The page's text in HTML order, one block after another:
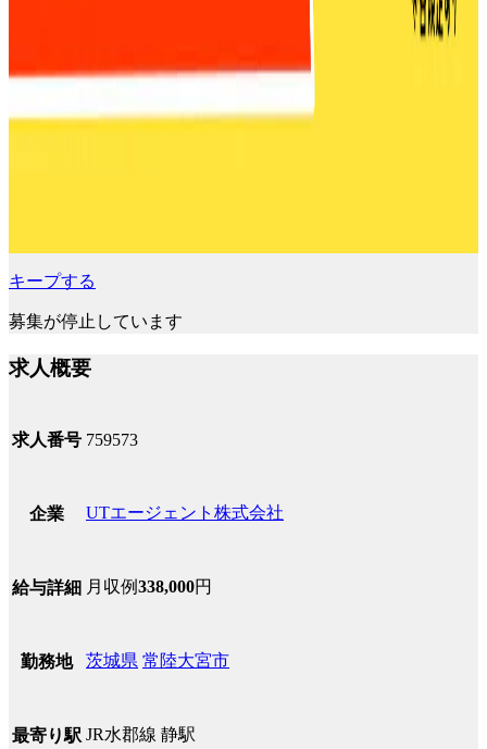
キープする
募集が停止しています
求人概要
求人番号 759573
企業 UTエージェント株式会社
給与詳細 月収例338,000円
勤務地 茨城県 常陸大宮市
最寄り駅 JR水郡線 静駅